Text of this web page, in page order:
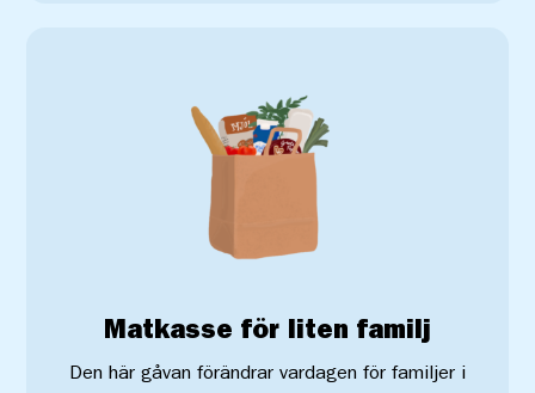
Matkasse för liten familj
Den här gåvan förändrar vardagen för familjer i